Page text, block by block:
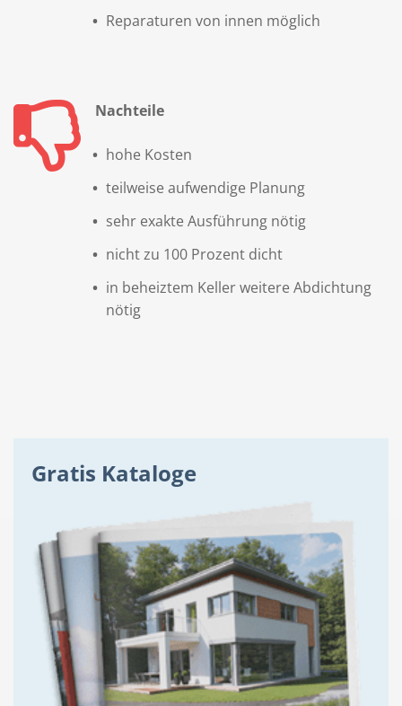
Reparaturen von innen möglich
Nachteile
hohe Kosten
teilweise aufwendige Planung
sehr exakte Ausführung nötig
nicht zu 100 Prozent dicht
in beheiztem Keller weitere Abdichtung
nötig
Gratis Kataloge